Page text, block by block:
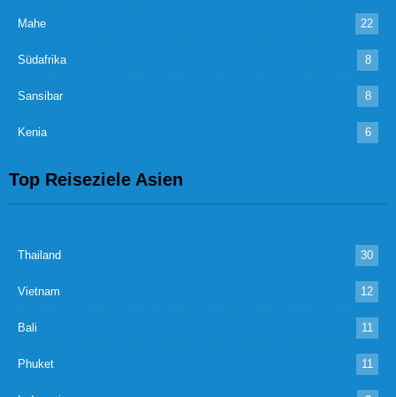
Mahe 22
Südafrika 8
Sansibar 8
Kenia 6
Top Reiseziele Asien
Thailand 30
Vietnam 12
Bali 11
Phuket 11